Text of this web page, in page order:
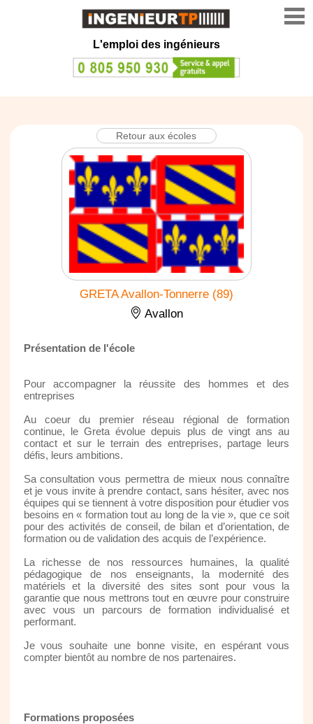
L'emploi des ingénieurs
Retour aux écoles
GRETA Avallon-Tonnerre (89)
Avallon
Présentation de l'école
Pour accompagner la réussite des hommes et des
entreprises
Au coeur du premier réseau régional de formation
continue, le Greta évolue depuis plus de vingt ans au
contact et sur le terrain des entreprises, partage leurs
défis, leurs ambitions.
Sa consultation vous permettra de mieux nous connaître
et je vous invite à prendre contact, sans hésiter, avec nos
équipes qui se tiennent à votre disposition pour étudier vos
besoins en « formation tout au long de la vie », que ce soit
pour des activités de conseil, de bilan et d’orientation, de
formation ou de validation des acquis de l’expérience.
La richesse de nos ressources humaines, la qualité
pédagogique de nos enseignants, la modernité des
matériels et la diversité des sites sont pour vous la
garantie que nous mettrons tout en œuvre pour construire
avec vous un parcours de formation individualisé et
performant.
Je vous souhaite une bonne visite, en espérant vous
compter bientôt au nombre de nos partenaires.
Formations proposées